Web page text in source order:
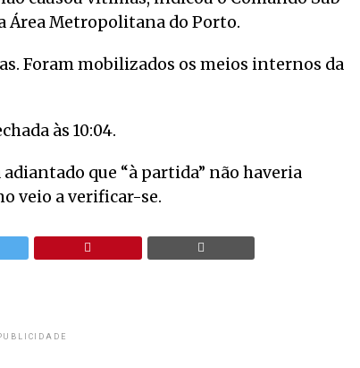
Área Metropolitana do Porto.
Foram mobilizados os meios internos da
às 10:04.
que “à partida” não haveria
veio a verificar-se.